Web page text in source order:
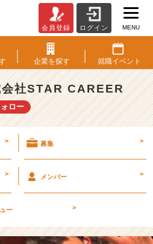
会員登録 ログイン MENU
企業を探す 就職イベント
社STAR CAREER
ロー
> 募集 >
> メンバー >
ー >